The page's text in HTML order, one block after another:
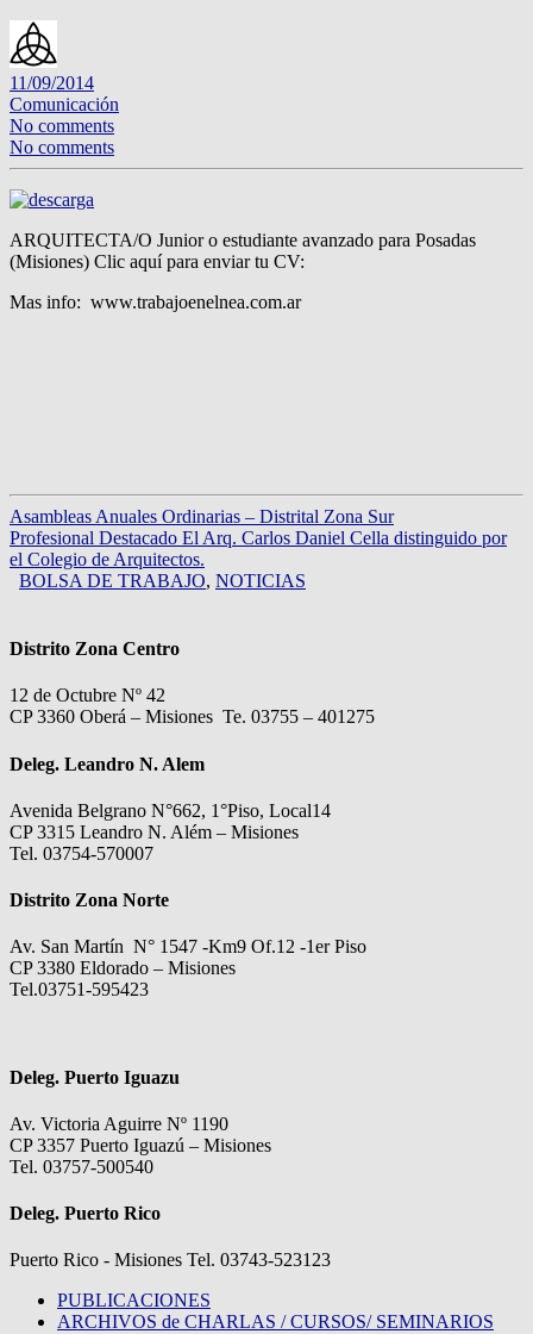
11/09/2014
Comunicación
No comments
No comments
ARQUITECTA/O Junior o estudiante avanzado para Posadas
(Misiones) Clic aquí para enviar tu CV:
Mas info: www.trabajoenelnea.com.ar
Asambleas Anuales Ordinarias – Distrital Zona Sur
Profesional Destacado El Arq. Carlos Daniel Cella distinguido por
el Colegio de Arquitectos.
BOLSA DE TRABAJO, NOTICIAS
Distrito Zona Centro
12 de Octubre Nº 42
CP 3360 Oberá – Misiones Te. 03755 – 401275
Deleg. Leandro N. Alem
Avenida Belgrano N°662, 1°Piso, Local14
CP 3315 Leandro N. Além – Misiones
Tel. 03754-570007
Distrito Zona Norte
Av. San Martín N° 1547 -Km9 Of.12 -1er Piso
CP 3380 Eldorado – Misiones
Tel.03751-595423
Deleg. Puerto Iguazu
Av. Victoria Aguirre Nº 1190
CP 3357 Puerto Iguazú – Misiones
Tel. 03757-500540
Deleg. Puerto Rico
Puerto Rico - Misiones Tel. 03743-523123
PUBLICACIONES
ARCHIVOS de CHARLAS / CURSOS/ SEMINARIOS